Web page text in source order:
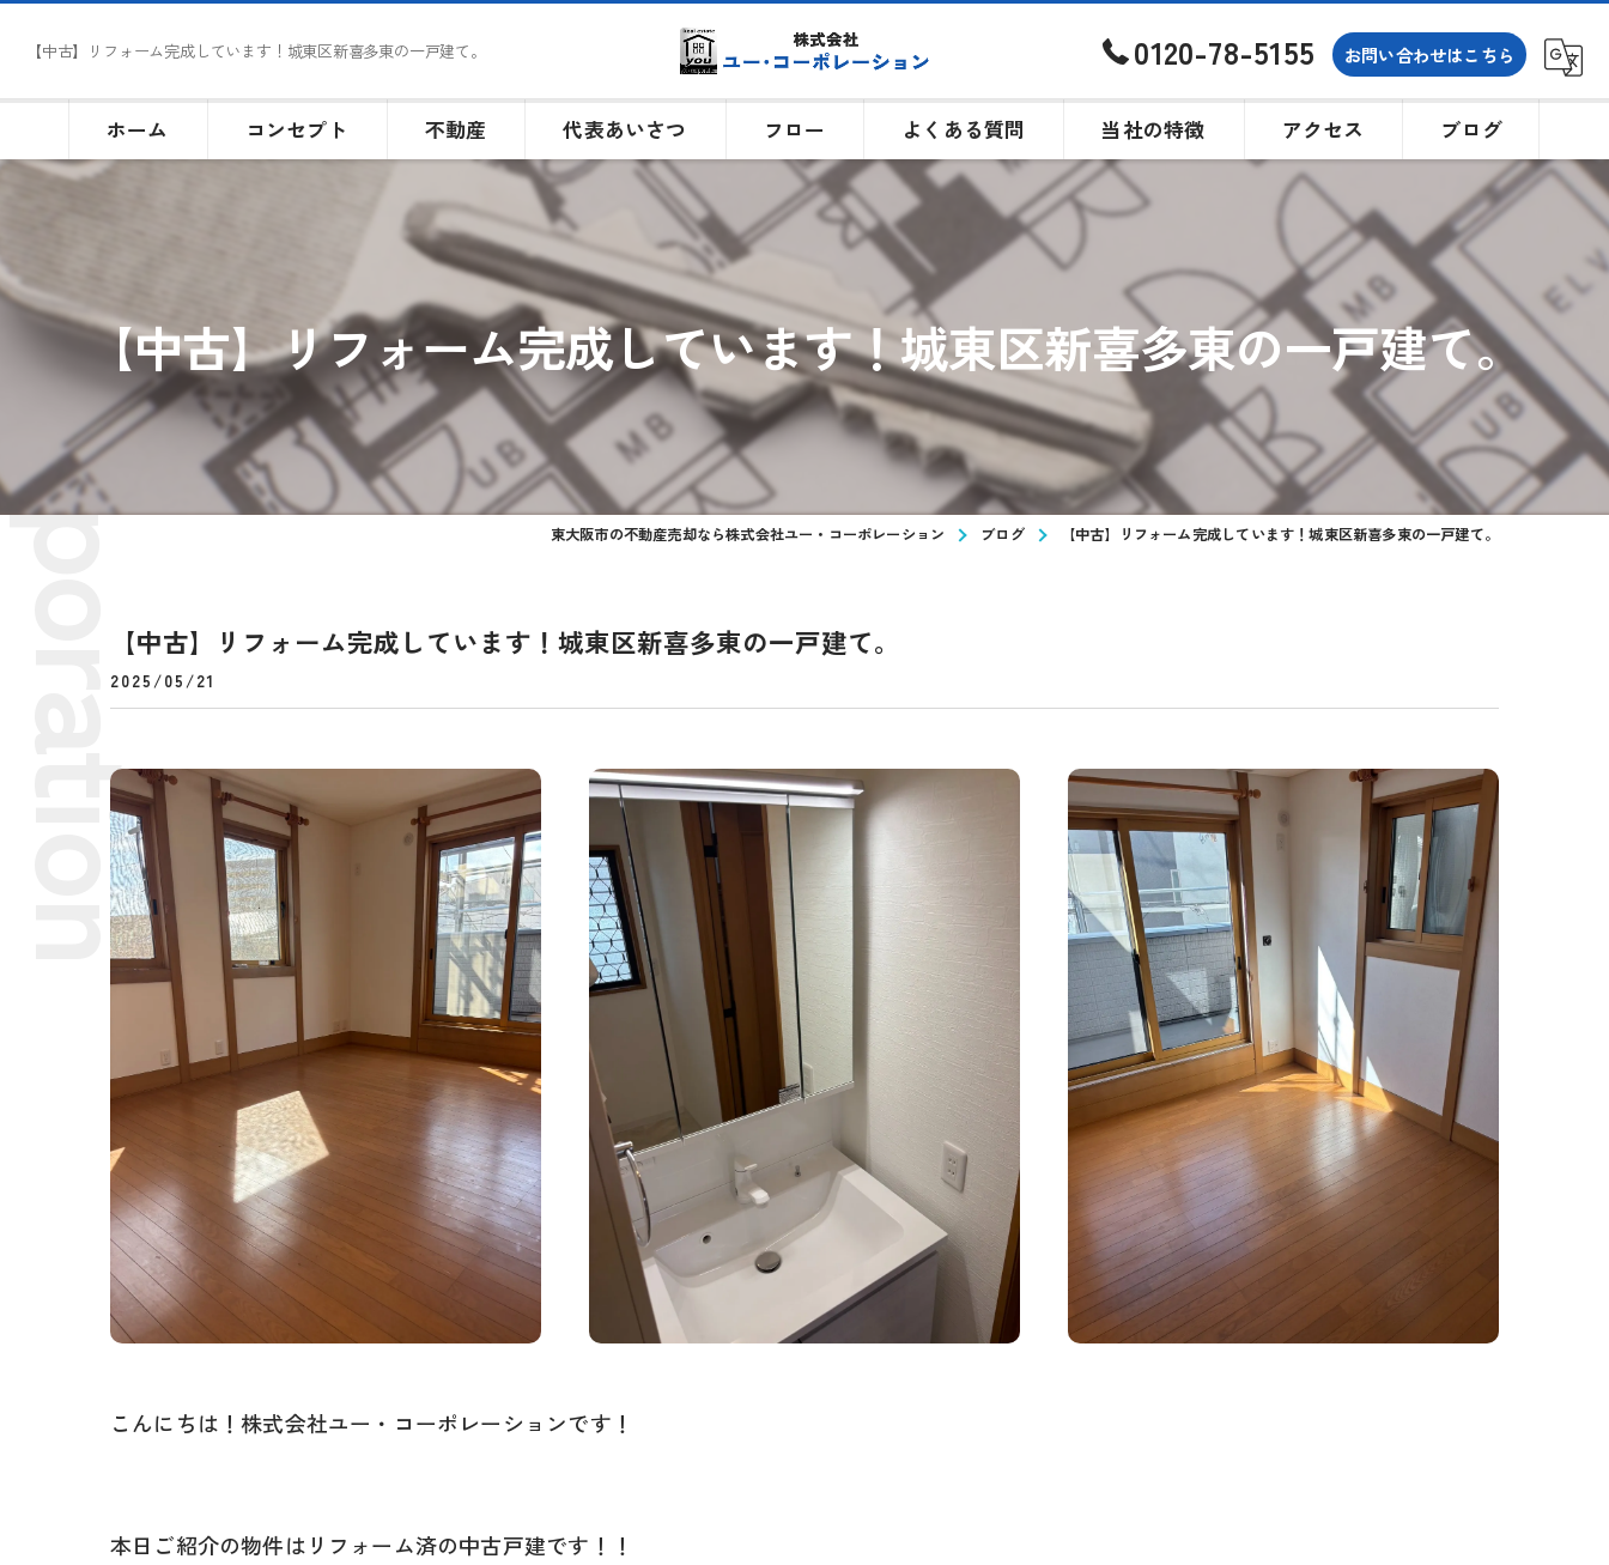
【中古】リフォーム完成しています！城東区新喜多東の一戸建て。 0120-78-5155 お問い合わせはこちら
ホーム コンセプト 不動産 代表あいさつ フロー よくある質問 当社の特徴
土地
買取
購入
アクセス ブログ
【中古】リフォーム完成しています！城東区新喜多東の一戸建て。
東大阪市の不動産売却なら株式会社ユー・コーポレーション ブログ 【中古】リフォーム完成しています！城東区新喜多東の一戸建て。
【中古】リフォーム完成しています！城東区新喜多東の一戸建て。
2025/05/21
こんにちは！株式会社ユー・コーポレーションです！
本日ご紹介の物件はリフォーム済の中古戸建です！！